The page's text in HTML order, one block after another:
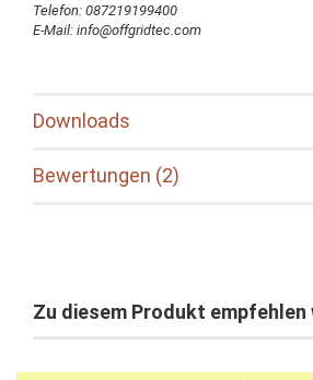
Telefon: 087219199400
E-Mail: info@offgridtec.com
Downloads
Bewertungen (2)
Zu diesem Produkt empfehlen